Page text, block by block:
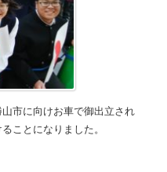
市に向けお車で御出立され
ことになりました。